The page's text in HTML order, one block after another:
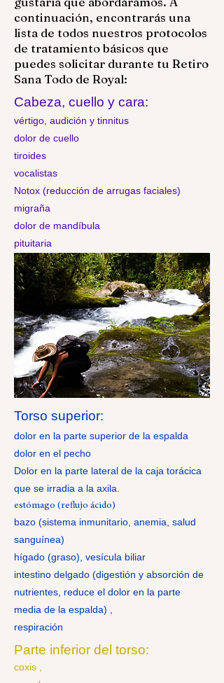
continuación, encontrarás una
lista de todos nuestros protocolos
de tratamiento básicos que
puedes solicitar durante tu Retiro
Sana Todo de Royal:
Cabeza, cuello y cara:
vértigo, audición y tinnitus
dolor de cuello
tiroides
vocalistas
Notox (reducción de arrugas faciales)
migraña
dolor de mandíbula
pituitaria
Torso superior:
dolor en la parte superior de la espalda
dolor en el pecho
Dolor en la parte lateral de la caja torácica
que se irradia a la axila.
estómago (reflujo ácido)
bazo (sistema inmunitario, anemia, salud
sanguínea)
hígado (graso), vesícula biliar
intestino delgado (digestión y absorción de
nutrientes, reduce el dolor en la parte
media de la espalda)
respiración
Parte inferior del torso:
coxis